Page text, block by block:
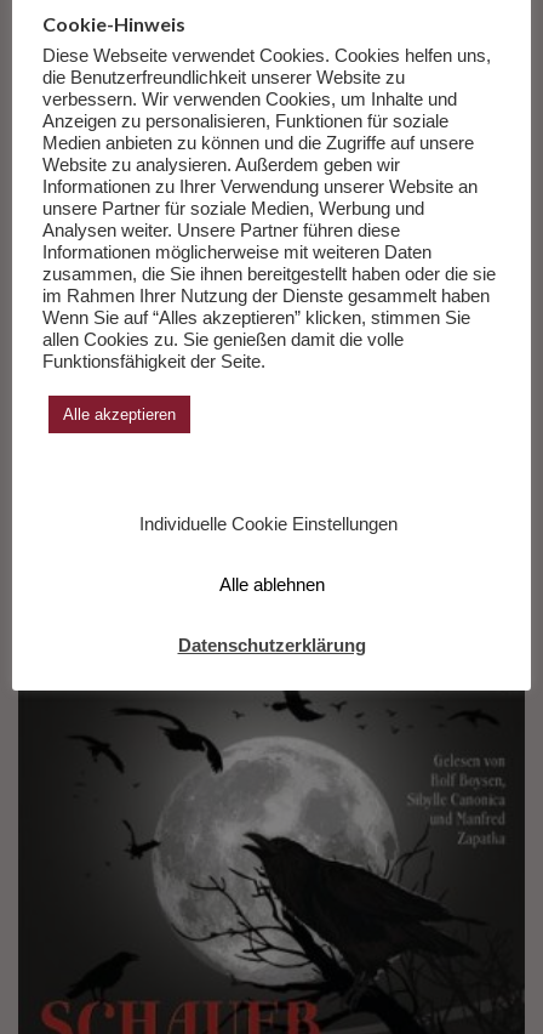
Fragen und die Antworten.
___________
Die Sachbücher des Monats Juli 2026
Herausgegeben von Andreas Wang.
Zur Liste
Feuilleton Rolf Boysen
Schauergeschichten Edgar Allan Poe
Cookie-Hinweis
Diese Webseite verwendet Cookies. Cookies helfen uns,
die Benutzerfreundlichkeit unserer Website zu
verbessern. Wir verwenden Cookies, um Inhalte und
Anzeigen zu personalisieren, Funktionen für soziale
Medien anbieten zu können und die Zugriffe auf unsere
Website zu analysieren. Außerdem geben wir
Informationen zu Ihrer Verwendung unserer Website an
unsere Partner für soziale Medien, Werbung und
Analysen weiter. Unsere Partner führen diese
Informationen möglicherweise mit weiteren Daten
zusammen, die Sie ihnen bereitgestellt haben oder die sie
im Rahmen Ihrer Nutzung der Dienste gesammelt haben
Wenn Sie auf “Alles akzeptieren” klicken, stimmen Sie
allen Cookies zu. Sie genießen damit die volle
Funktionsfähigkeit der Seite.
Alle akzeptieren
Individuelle Cookie Einstellungen
Alle ablehnen
Datenschutzerklärung